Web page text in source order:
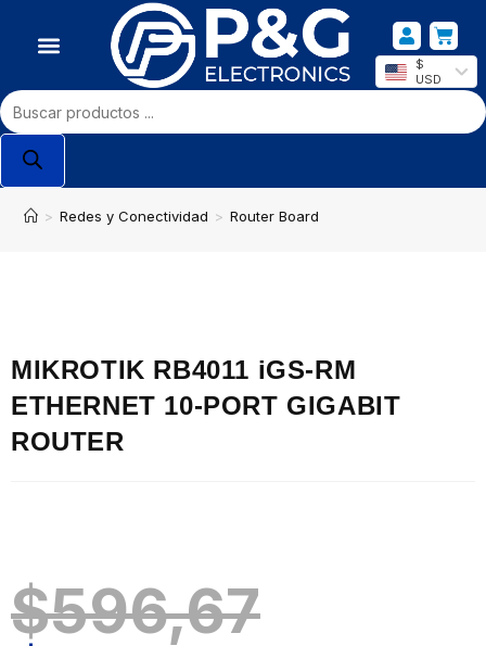
$
USD
> Redes y Conectividad > Router Board
MIKROTIK RB4011 iGS-RM
ETHERNET 10-PORT GIGABIT
ROUTER
$596,67